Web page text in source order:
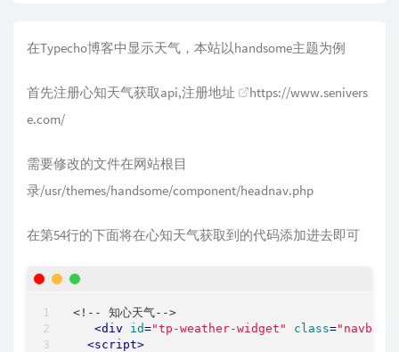
在Typecho博客中显示天气，本站以handsome主题为例
首先注册心知天气获取api,注册地址
https://www.senivers
e.com/
需要修改的文件在网站根目
录/usr/themes/handsome/component/headnav.php
在第54行的下面将在心知天气获取到的代码添加进去即可
<!-- 知心天气-->
<div id="tp-weather-widget" class=
<script>